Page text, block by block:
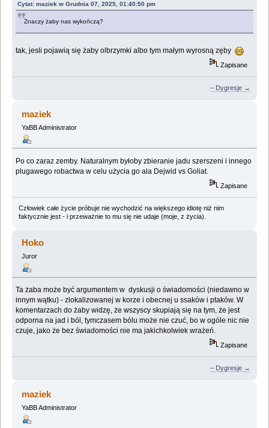
Cytat: maziek w Grudnia 07, 2025, 01:40:50 pm
Znaczy żaby nas wykończą?
tak, jesli pojawią się żaby olbrzymki albo tym małym wyrosną zęby
Zapisane
– Dygresje →
maziek
YaBB Administrator
Po co zaraz zemby. Naturalnym byłoby zbieranie jadu szerszeni i innego
plugawego robactwa w celu użycia go ala Dejwid vs Goliat.
Zapisane
Człowiek całe życie próbuje nie wychodzić na większego idiotę niż nim
faktycznie jest - i przeważnie to mu się nie udaje (moje, z życia).
Hoko
Juror
Ta żaba może być argumentem w dyskusji o świadomości (niedawno w
innym wątku) - zlokalizowanej w korze i obecnej u ssaków i ptaków. W
komentarzach do żaby widzę, że wszyscy skupiają się na tym, że jest
odporna na jad i ból, tymczasem bólu może nie czuć, bo w ogóle nic nie
czuje, jako że bez świadomości nie ma jakichkolwiek wrażeń.
Zapisane
– Dygresje →
maziek
YaBB Administrator